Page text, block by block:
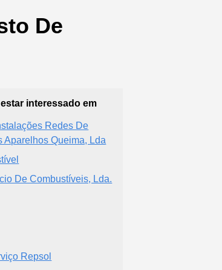
De
interessado em
Redes De
Aparelhos Queima, Lda
De Combustíveis, Lda.
Repsol